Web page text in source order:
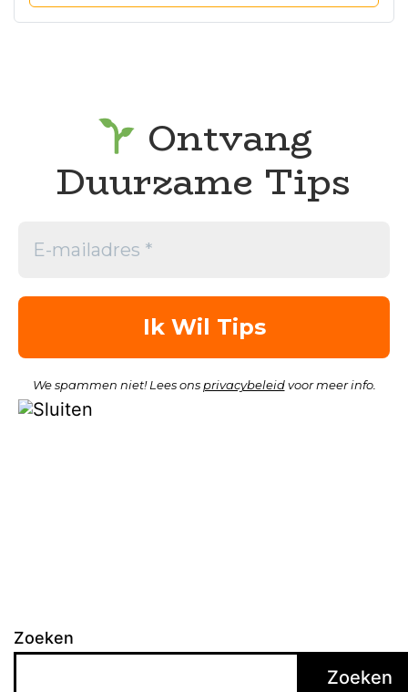
Ontvang
Duurzame Tips
We spammen niet! Lees ons privacybeleidvoor meer info.
Zoeken
Zoeken